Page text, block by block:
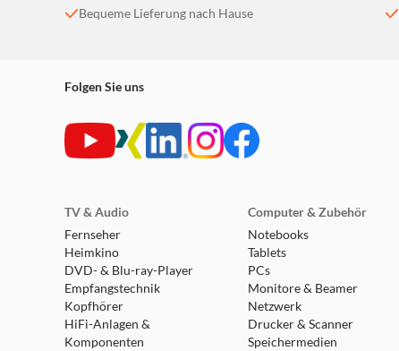
Bequeme Lieferung nach Hause
Folgen Sie uns
TV & Audio
Fernseher
Heimkino
DVD- & Blu-ray-Player
Empfangstechnik
Kopfhörer
HiFi-Anlagen &
Komponenten
Computer & Zubehör
Notebooks
Tablets
PCs
Monitore & Beamer
Netzwerk
Drucker & Scanner
Speichermedien